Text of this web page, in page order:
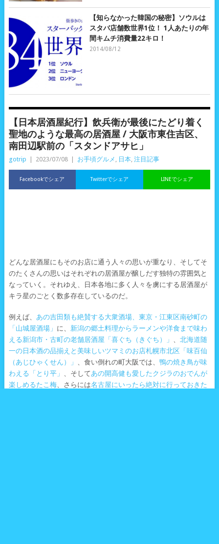
【知らなかった韓国の秘密】ソウルは
スタバ店舗数世界1位！ 1人あたりの年
間キムチ消費量22キロ！
2014/08/12
【日本居酒屋紀行】飲兵衛が最後にたどり着く
聖地のような最高の居酒屋 / 大阪市東住吉区、
南田辺駅前の「スタンドアサヒ」
gotrip 2023/07/08 お手頃グルメ , 日本, 注目記事
Facebookでシェア LINEでシェア
Twitterでシェア
どんな居酒屋にもそのお店に通う人々の思いが重なり、そしてそ
のたくさんの思いはそれぞれの居酒屋が醸しだす独特の雰囲気と
なっていく。それゆえ、日本各地に多く人々を虜にする居酒屋が
キラ星のごとく数多存在しているのだ。
例えば、 あの吉田類も絶賛する大衆酒場、東京・江東区南砂町の
「山城屋酒場」 に、 新潟の郷土料理からラーメンや洋食まで味わ
える新潟市・古町の老舗居酒屋「喜ぐち（きぐち）」 、 北海道随
一の日本酒の品揃えと美味しいツマミのお店札幌市北区「味百仙
（あじひゃくせん）」 、食い倒れの町大阪では、 鴨の焼き鳥が味
わえる「とり平」 、そしてあの開高健も愛したクジラのおでんが
楽しめるたこ梅、さらには名古屋にいったら絶対に行っておきた